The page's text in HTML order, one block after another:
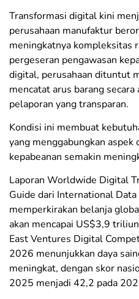
Transformasi digital kini
perusahaan manufaktur
meningkatnya kompleksitas
pergeseran pengawasan
digital, perusahaan dituntut
mencatat arus barang
pelaporan yang transparan.
Kondisi ini membuat
yang menggabungkan
kepabeanan semakin
Laporan Worldwide Digital
Guide dari International
memperkirakan belanja
akan mencapai US$3,9
East Ventures Digital
2026 menunjukkan daya
meningkat, dengan skor
2025 menjadi 42,2 pada